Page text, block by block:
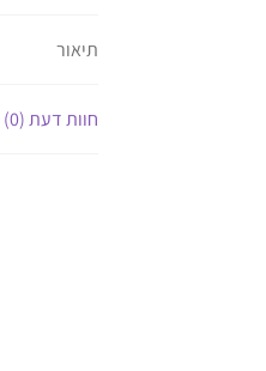
תיאור
חוות דעת (0)